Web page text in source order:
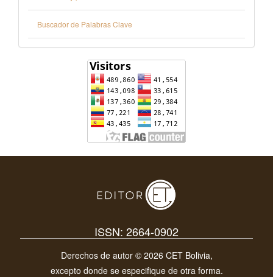
Buscador de Palabras Clave
ISSN: 2664-0902
Derechos de autor © 2026 CET Bolivia,
excepto donde se especifique de otra forma.